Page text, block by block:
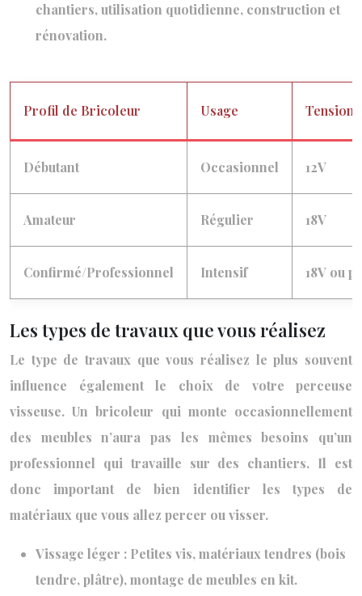
chantiers, utilisation quotidienne, construction et
rénovation.
Profil de Bricoleur Usage Tension
Débutant Occasionnel 12V
Amateur Régulier 18V
Confirmé/Professionnel Intensif 18V ou
Les types de travaux que vous réalisez
Le type de travaux que vous réalisez le plus souvent
influence également le choix de votre perceuse
visseuse. Un bricoleur qui monte occasionnellement
des meubles n’aura pas les mêmes besoins qu’un
professionnel qui travaille sur des chantiers. Il est
donc important de bien identifier les types de
matériaux que vous allez percer ou visser.
Vissage léger : Petites vis, matériaux tendres (bois
tendre, plâtre), montage de meubles en kit.